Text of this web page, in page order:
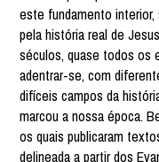
este fundamento
pela história real de
séculos, quase todos os
adentrar-se, com
difíceis campos da
marcou a nossa época.
os quais publicaram
delineada a partir dos